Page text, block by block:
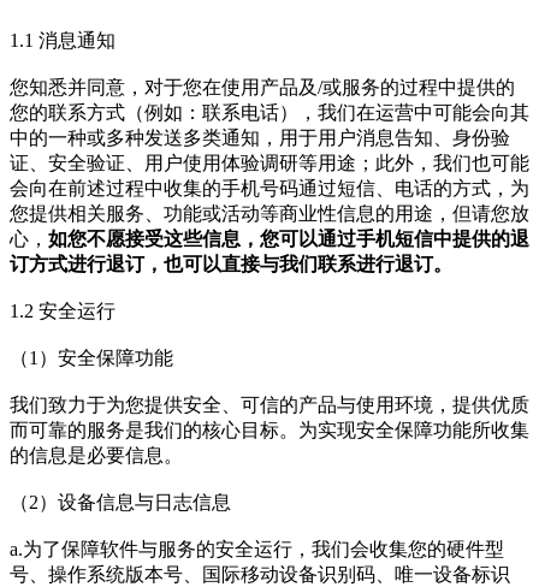
1.1 消息通知
您知悉并同意，对于您在使用产品及/或服务的过程中提供的
您的联系方式（例如：联系电话），我们在运营中可能会向其
中的一种或多种发送多类通知，用于用户消息告知、身份验
证、安全验证、用户使用体验调研等用途；此外，我们也可能
会向在前述过程中收集的手机号码通过短信、电话的方式，为
您提供相关服务、功能或活动等商业性信息的用途，但请您放
心， 如您不愿接受这些信息，您可以通过手机短信中提供的退
订方式进行退订，也可以直接与我们联系进行退订。
1.2 安全运行
（1）安全保障功能
我们致力于为您提供安全、可信的产品与使用环境，提供优质
而可靠的服务是我们的核心目标。为实现安全保障功能所收集
的信息是必要信息。
（2）设备信息与日志信息
a.为了保障软件与服务的安全运行，我们会收集您的硬件型
号、操作系统版本号、国际移动设备识别码、唯一设备标识